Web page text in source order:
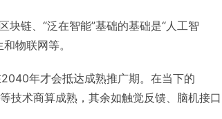
块链、“泛在智能”基础的基础是“人工智
物联网等。
年才会抵达成熟推广期。在当下的
技术商算成熟，其余如触觉反馈、脑机接口